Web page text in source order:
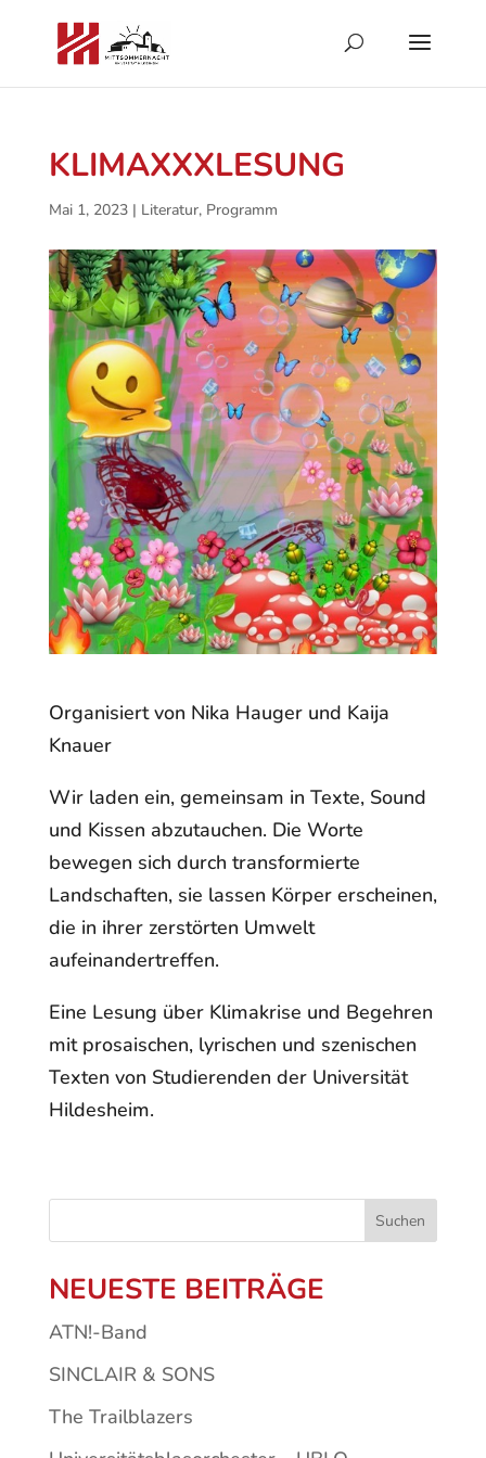
KLIMAXXXLESUNG
Mai 1, 2023| Literatur, Programm
Organisiert von Nika Hauger und Kaija
Knauer
Wir laden ein, gemeinsam in Texte, Sound
und Kissen abzutauchen. Die Worte
bewegen sich durch transformierte
Landschaften, sie lassen Körper erscheinen,
die in ihrer zerstörten Umwelt
aufeinandertreffen.
Eine Lesung über Klimakrise und Begehren
mit prosaischen, lyrischen und szenischen
Texten von Studierenden der Universität
Hildesheim.
Suchen
NEUESTE BEITRÄGE
ATN!-Band
SINCLAIR & SONS
The Trailblazers